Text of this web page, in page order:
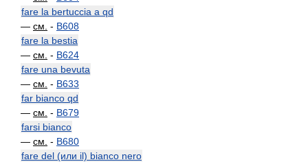
fare la bertuccia a qd
— см. - B608
fare la bestia
— см. - B624
fare una bevuta
— см. - B633
far bianco qd
— см. - B679
farsi bianco
— см. - B680
fare del (или il) bianco nero